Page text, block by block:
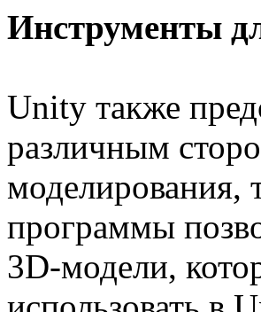
Инструменты
Unity также
различным
моделирования,
программы
3D-модели,